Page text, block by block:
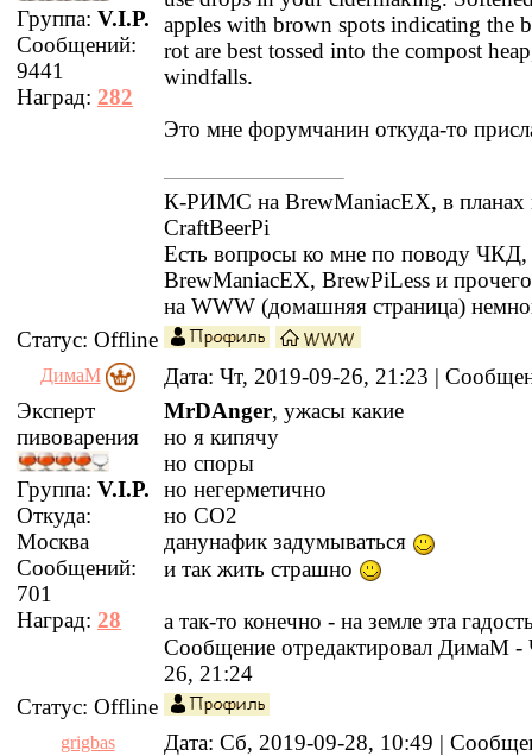
Группа: V.I.P.
Сообщений:
9441
Наград: 282
apples with brown spots indicating the
rot are best tossed into the compost
windfalls.
Это мне форумчанин откуда-то
К-РИМС на BrewManiacEX, в планах
CraftBeerPi
Есть вопросы ко мне по поводу
BrewManiacEX, BrewPiLess и
на WWW (домашняя страница)
Статус: Offline
ДимаМ
Дата: Чт, 2019-09-26, 21:23 |
Эксперт
пивоварения
Группа: V.I.P.
Откуда:
Москва
Сообщений:
701
Наград: 28
MrDAnger, ужасы какие
но я кипячу
но споры
но негерметично
но СО2
данунафик задумываться
и так жить страшно
а так-то конечно - на земле эта
Сообщение отредактировал ДимаМ -
26, 21:24
Статус: Offline
grigbas
Дата: Сб, 2019-09-28, 10:49 |